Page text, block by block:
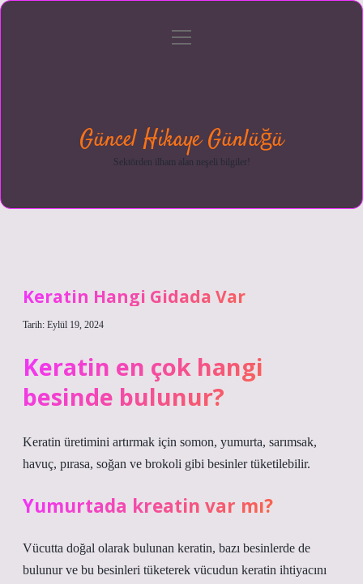
menüyü
Güncel Hikaye Günlüğü
Sektörden ilham alan neşeli bilgiler!
Keratin Hangi Gidada Var
Tarih: Eylül 19, 2024
Keratin en çok hangi
besinde bulunur?
Keratin üretimini artırmak için somon, yumurta, sarımsak,
havuç, pırasa, soğan ve brokoli gibi besinler tüketilebilir.
Yumurtada kreatin var mı?
Vücutta doğal olarak bulunan keratin, bazı besinlerde de
bulunur ve bu besinleri tüketerek vücudun keratin ihtiyacını